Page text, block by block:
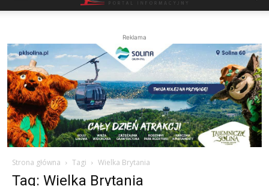
Reklama
Strona główna Tagi Wielka Brytania
Tag: Wielka Brytania